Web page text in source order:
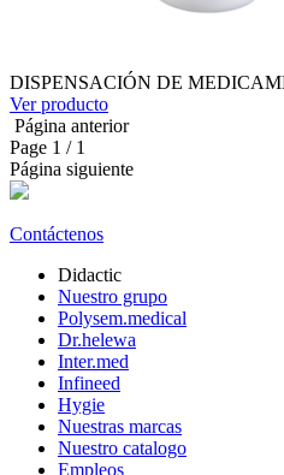
DISPENSACIÓN DE
Ver producto
Página anterior
Page 1 / 1
Página siguiente
Contáctenos
Didactic
Nuestro grupo
Polysem.medical
Dr.helewa
Inter.med
Infineed
Hygie
Nuestras marcas
Nuestro catalogo
Empleos